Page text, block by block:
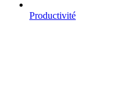
Productivité